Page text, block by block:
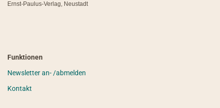
Ernst-Paulus-Verlag, Neustadt
Funktionen
Newsletter an- /abmelden
Kontakt